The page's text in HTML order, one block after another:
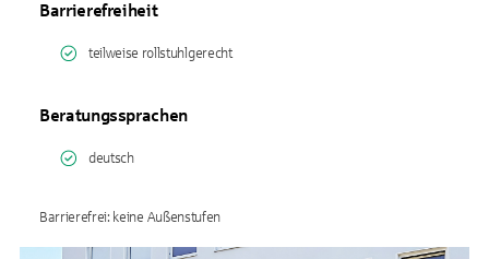
Barrierefreiheit
teilweise rollstuhlgerecht
Beratungssprachen
deutsch
Barrierefrei: keine Außenstufen